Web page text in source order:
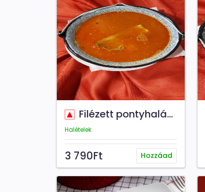
Filézett pontyhalászlé
Halételek
3 790Ft Hozzáad